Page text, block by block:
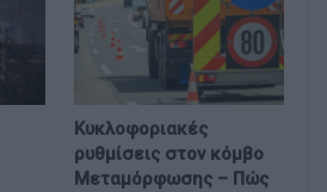
Κυκλοφοριακές
ρυθμίσεις στον κόμβο
Μεταμόρφωσης – Πώς